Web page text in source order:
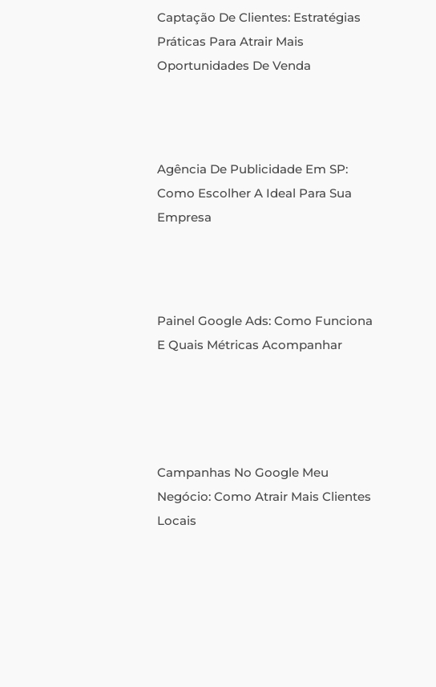
Captação De Clientes: Estratégias
Práticas Para Atrair Mais
Oportunidades De Venda
Agência De Publicidade Em SP:
Como Escolher A Ideal Para Sua
Empresa
Painel Google Ads: Como Funciona
E Quais Métricas Acompanhar
Campanhas No Google Meu
Negócio: Como Atrair Mais Clientes
Locais